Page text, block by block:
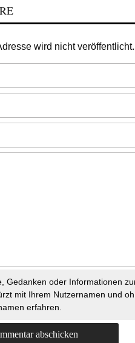
wird nicht veröffentlicht.
Gedanken oder Informationen
mit Ihrem Nutzernamen und
erfahren.